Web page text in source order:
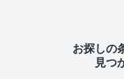
お探しの
見つ